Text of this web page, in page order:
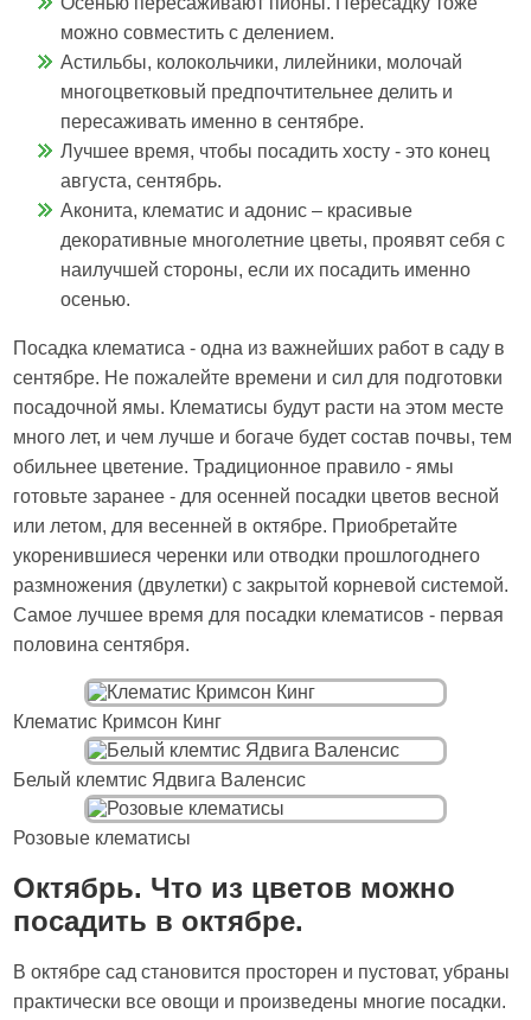
можно совместить с делением.
Астильбы, колокольчики, лилейники, молочай
многоцветковый предпочтительнее делить и
пересаживать именно в сентябре.
Лучшее время, чтобы посадить хосту - это конец
августа, сентябрь.
Аконита, клематис и адонис – красивые
декоративные многолетние цветы, проявят себя с
наилучшей стороны, если их посадить именно
осенью.
Посадка клематиса - одна из важнейших работ в саду в
сентябре. Не пожалейте времени и сил для подготовки
посадочной ямы. Клематисы будут расти на этом месте
много лет, и чем лучше и богаче будет состав почвы, тем
обильнее цветение. Традиционное правило - ямы
готовьте заранее - для осенней посадки цветов весной
или летом, для весенней в октябре. Приобретайте
укоренившиеся черенки или отводки прошлогоднего
размножения (двулетки) с закрытой корневой системой.
Самое лучшее время для посадки клематисов - первая
половина сентября.
Клематис Кримсон Кинг
Белый клемтис Ядвига Валенсис
Розовые клематисы
Октябрь. Что из цветов можно
посадить в октябре.
В октябре сад становится просторен и пустоват, убраны
практически все овощи и произведены многие посадки.